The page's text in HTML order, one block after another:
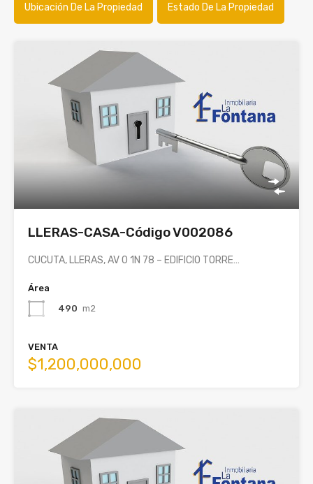
Ubicación De La Propiedad Estado De La Propiedad
LLERAS-CASA-Código V002086
CUCUTA, LLERAS, AV 0 1N 78 – EDIFICIO TORRE…
Área
490 m2
VENTA
$1,200,000,000